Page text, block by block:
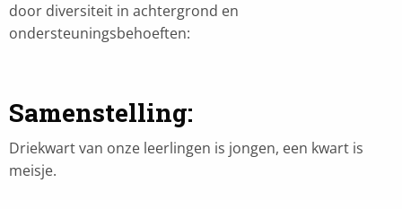
door diversiteit in achtergrond en
ondersteuningsbehoeften:
Samenstelling:
Driekwart van onze leerlingen is jongen, een kwart is
meisje.